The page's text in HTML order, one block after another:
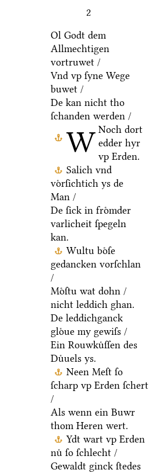
2
W
Ol Godt dem
Allmechtigen
vortruwet /
Vnd vp ſyne Wege
buwet /
De kan nicht tho
ſchanden werden /
Noch dort
edder hyr
vp Erden.
Salich vnd
voͤrſichtich ys de
Man /
De ſick in froͤmder
varlicheit ſpegeln
kan.
Wultu boͤſe
gedancken vorſchlan
/
Moͤſtu wat dohn /
nicht leddich ghan.
De leddichganck
gloͤue my gewiſs /
Ein Rouwkuͤſſen des
Duͤuels ys.
Neen Meſt ſo
ſcharp vp Erden ſchert
/
Als wenn ein Buwr
thom Heren wert.
Ydt wart vp Erden
nuͤ ſo ſchlecht /
Gewaldt ginck ſtedes